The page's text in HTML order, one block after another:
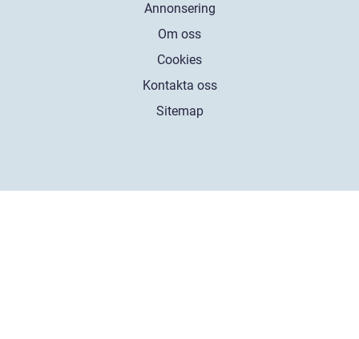
Annonsering
Om oss
Cookies
Kontakta oss
Sitemap